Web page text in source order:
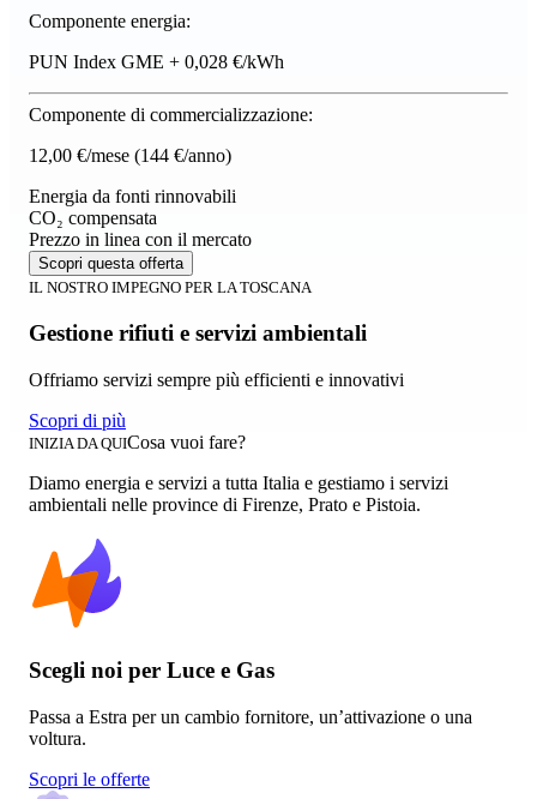
Componente energia:
PUN Index GME + 0,028 €/kWh
Componente di commercializzazione:
12,00 €/mese (144 €/anno)
Energia da fonti rinnovabili
CO₂ compensata
Prezzo in linea con il mercato
Scopri questa offerta
IL NOSTRO IMPEGNO PER LA TOSCANA
Gestione rifiuti e servizi ambientali
Offriamo servizi sempre più efficienti e innovativi
Scopri di più
INIZIA DA QUICosa vuoi fare?
Diamo energia e servizi a tutta Italia e gestiamo i servizi
ambientali nelle province di Firenze, Prato e Pistoia.
Scegli noi per Luce e Gas
Passa a Estra per un cambio fornitore, un’attivazione o una
voltura.
Scopri le offerte